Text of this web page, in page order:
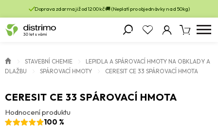
Doprava zdarma již od 1200 kč 🚚 (Neplatí pro objednávky nad 50kg)
STAVEBNÍ CHEMIE
LEPIDLA A SPÁROVACÍ HMOTY NA OBKLADY A
DLAŽBU
SPÁROVACÍ HMOTY CERESIT CE 33 SPÁROVACÍ HMOTA
CERESIT CE 33 SPÁROVACÍ HMOTA
Hodnocení produktu
100 %